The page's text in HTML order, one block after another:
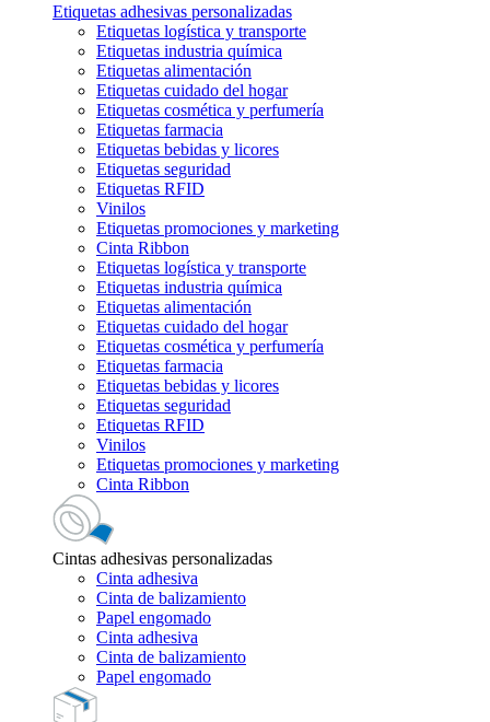
Etiquetas adhesivas personalizadas
Etiquetas logística y transporte
Etiquetas industria química
Etiquetas alimentación
Etiquetas cuidado del hogar
Etiquetas cosmética y perfumería
Etiquetas farmacia
Etiquetas bebidas y licores
Etiquetas seguridad
Etiquetas RFID
Vinilos
Etiquetas promociones y marketing
Cinta Ribbon
Etiquetas logística y transporte
Etiquetas industria química
Etiquetas alimentación
Etiquetas cuidado del hogar
Etiquetas cosmética y perfumería
Etiquetas farmacia
Etiquetas bebidas y licores
Etiquetas seguridad
Etiquetas RFID
Vinilos
Etiquetas promociones y marketing
Cinta Ribbon
Cintas adhesivas personalizadas
Cinta adhesiva
Cinta de balizamiento
Papel engomado
Cinta adhesiva
Cinta de balizamiento
Papel engomado